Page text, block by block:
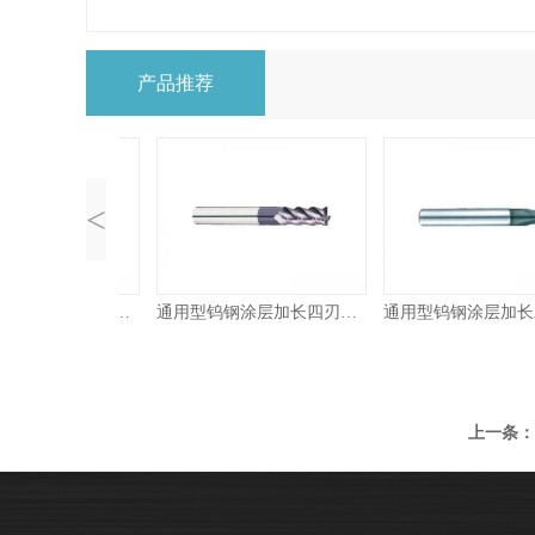
产品推荐
<
通用型钨钢涂层加长四刃平底铣刀
上一条